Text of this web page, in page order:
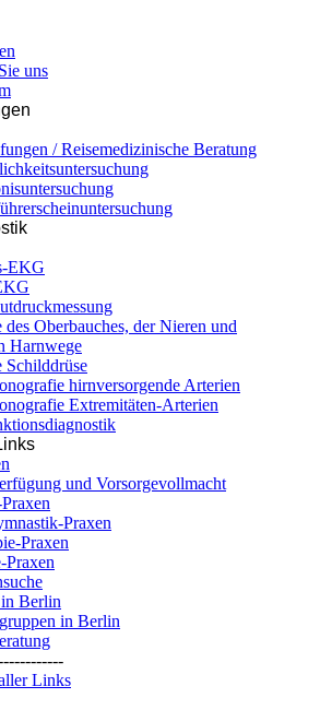
uns
/ Reisemedizinische Beratung
EKG
des Oberbauches, der Nieren und
Harnwege
Schilddrüse
hirnversorgende Arterien
Extremitäten-Arterien
und Vorsorgevollmacht
Praxen
Praxen
Praxen
Berlin
in Berlin
Links